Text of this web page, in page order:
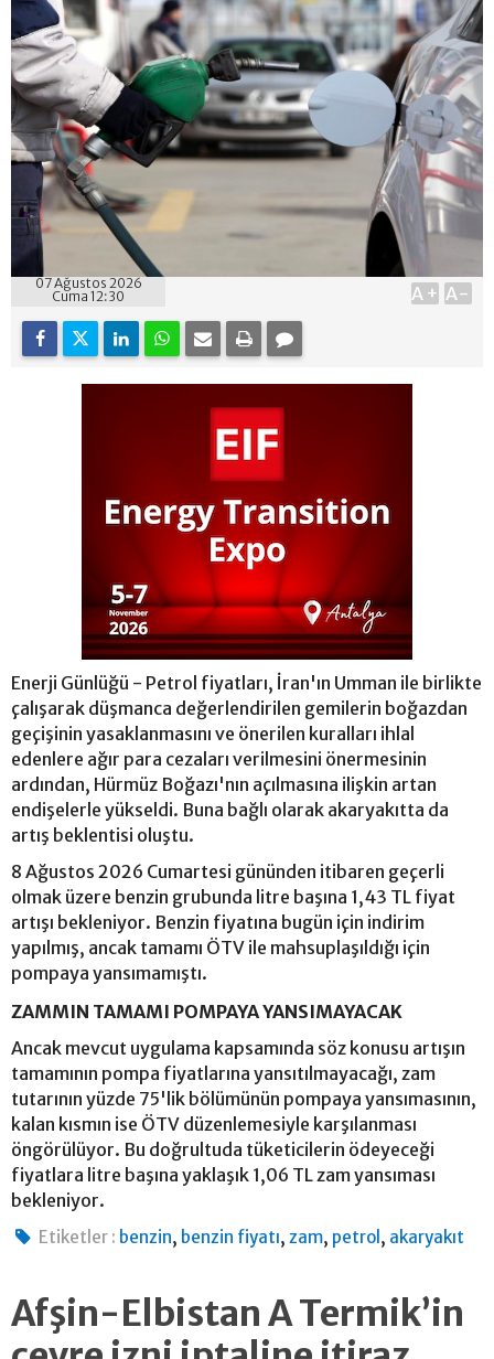
07 Ağustos 2026
Cuma 12:30
A+ A-
Enerji Günlüğü - Petrol fiyatları, İran'ın Umman ile birlikte
çalışarak düşmanca değerlendirilen gemilerin boğazdan
geçişinin yasaklanmasını ve önerilen kuralları ihlal
edenlere ağır para cezaları verilmesini önermesinin
ardından, Hürmüz Boğazı'nın açılmasına ilişkin artan
endişelerle yükseldi. Buna bağlı olarak akaryakıtta da
artış beklentisi oluştu.
8 Ağustos 2026 Cumartesi gününden itibaren geçerli
olmak üzere benzin grubunda litre başına 1,43 TL fiyat
artışı bekleniyor. Benzin fiyatına bugün için indirim
yapılmış, ancak tamamı ÖTV ile mahsuplaşıldığı için
pompaya yansımamıştı.
ZAMMIN TAMAMI POMPAYA YANSIMAYACAK
Ancak mevcut uygulama kapsamında söz konusu artışın
tamamının pompa fiyatlarına yansıtılmayacağı, zam
tutarının yüzde 75'lik bölümünün pompaya yansımasının,
kalan kısmın ise ÖTV düzenlemesiyle karşılanması
öngörülüyor. Bu doğrultuda tüketicilerin ödeyeceği
fiyatlara litre başına yaklaşık 1,06 TL zam yansıması
bekleniyor.
Etiketler : benzin, benzin fiyatı,zam, petrol , akaryakıt
Afşin-Elbistan A Termik’in